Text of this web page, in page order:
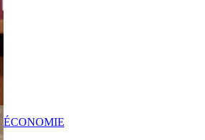
ÉCONOMIE